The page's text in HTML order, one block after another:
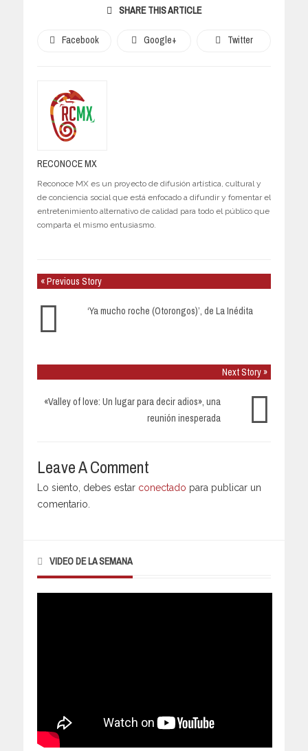
SHARE THIS ARTICLE
Facebook Google+ Twitter
RECONOCE MX
Reconoce MX es un proyecto de difusión artística, cultural y
de conciencia social que está enfocado a difundir y fomentar el
entretenimiento alternativo de calidad para todo el público que
comparta el mismo entusiasmo.
« Previous Story
‘Ya mucho roche (Otorongos)’, de La Inédita
Next Story »
«Valley of love: Un lugar para decir adios», una
reunión inesperada
Leave A Comment
Lo siento, debes estar conectado para publicar un
comentario.
VIDEO DE LA SEMANA